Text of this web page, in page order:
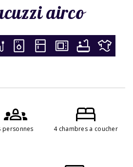
airco
personnes 4 chambres a coucher